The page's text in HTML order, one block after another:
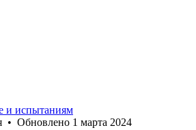
и испытаниям
• Обновлено 1 марта 2024